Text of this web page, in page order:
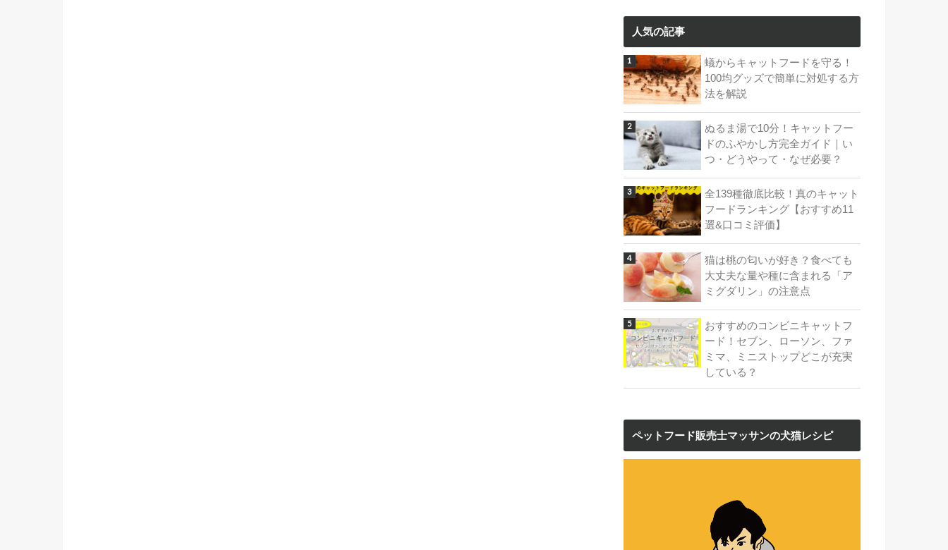
人気の記事
蟻からキャットフードを守る！
100均グッズで簡単に対処する方
法を解説
ぬるま湯で10分！キャットフー
ドのふやかし方完全ガイド｜い
つ・どうやって・なぜ必要？
全139種徹底比較！真のキャット
フードランキング【おすすめ11
選&口コミ評価】
猫は桃の匂いが好き？食べても
大丈夫な量や種に含まれる「ア
ミグダリン」の注意点
おすすめのコンビニキャットフ
ード！セブン、ローソン、ファ
ミマ、ミニストップどこが充実
している？
ペットフード販売士マッサンの犬猫レシピ